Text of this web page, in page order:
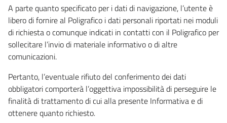
A parte quanto specificato per i dati di navigazione, l’utente è
libero di fornire al Poligrafico i dati personali riportati nei moduli
di richiesta o comunque indicati in contatti con il Poligrafico per
sollecitare l’invio di materiale informativo o di altre
comunicazioni.
Pertanto, l’eventuale rifiuto del conferimento dei dati
obbligatori comporterà l’oggettiva impossibilità di perseguire le
finalità di trattamento di cui alla presente Informativa e di
ottenere quanto richiesto.